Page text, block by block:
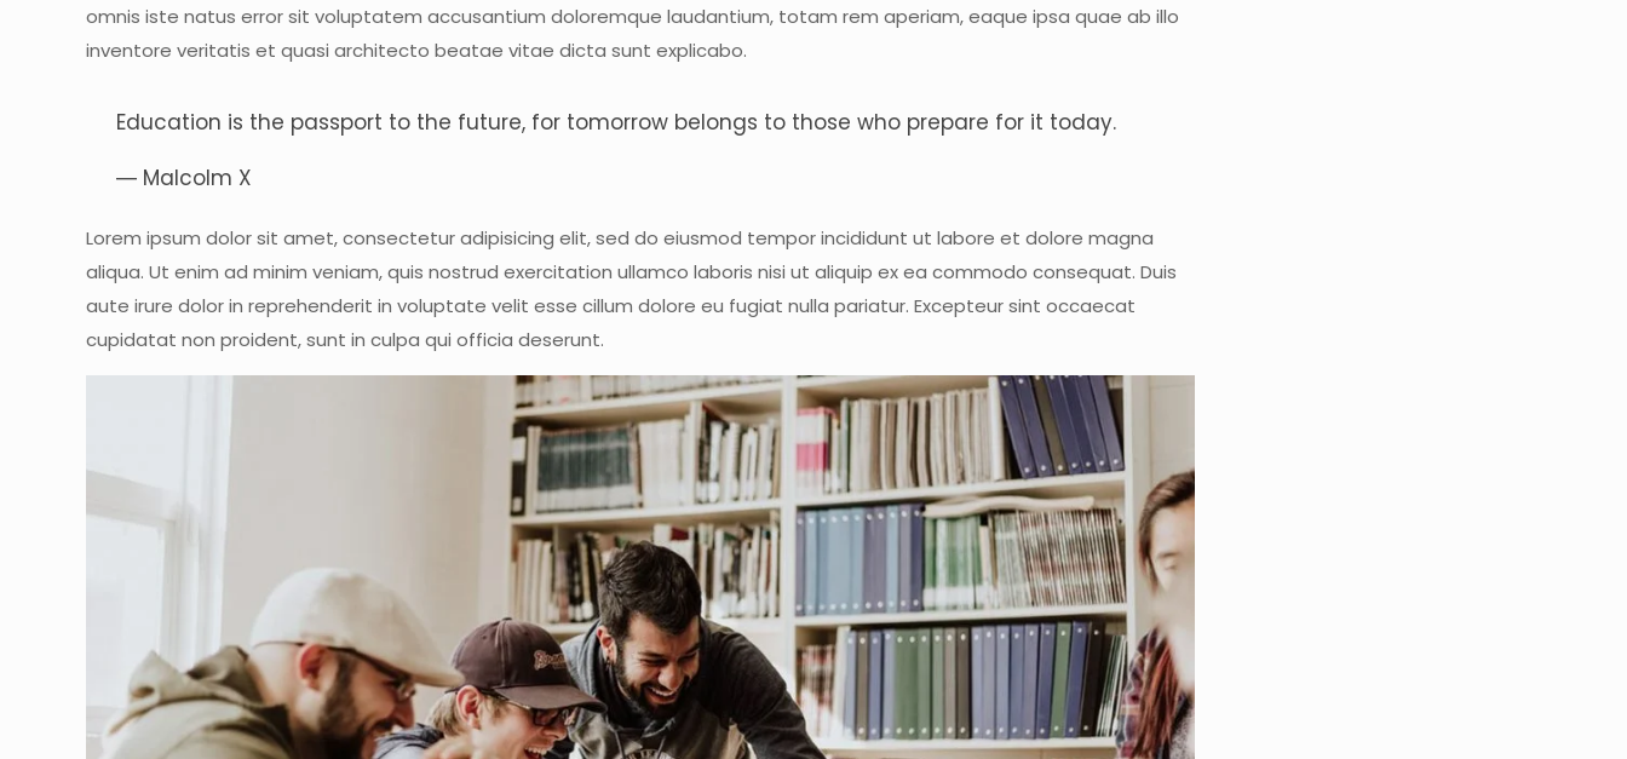
omnis iste natus error sit voluptatem accusantium doloremque laudantium, totam rem aperiam, eaque ipsa quae ab illo
inventore veritatis et quasi architecto beatae vitae dicta sunt explicabo.
Education is the passport to the future, for tomorrow belongs to those who prepare for it today.
― Malcolm X
Lorem ipsum dolor sit amet, consectetur adipisicing elit, sed do eiusmod tempor incididunt ut labore et dolore magna
aliqua. Ut enim ad minim veniam, quis nostrud exercitation ullamco laboris nisi ut aliquip ex ea commodo consequat. Duis
aute irure dolor in reprehenderit in voluptate velit esse cillum dolore eu fugiat nulla pariatur. Excepteur sint occaecat
cupidatat non proident, sunt in culpa qui officia deserunt.